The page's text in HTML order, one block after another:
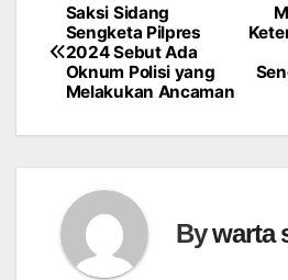
Navigasi
pos
Saksi Sidang
Sengketa Pilpres
2024 Sebut Ada
Oknum Polisi yang
Melakukan Ancaman
Bywarta